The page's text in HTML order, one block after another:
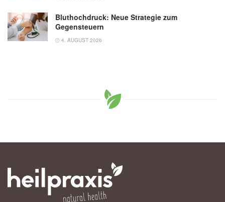
Bluthochdruck: Neue Strategie zum
Gegensteuern
4. AUGUST 2026